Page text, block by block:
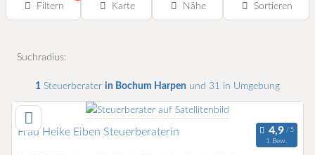
Filtern Karte Nähe Sortieren
Suchradius:
1 Steuerberater in Bochum Harpen und 31 in Umgebung
Frau Heike Eiben Steuerberaterin
1 Bew.